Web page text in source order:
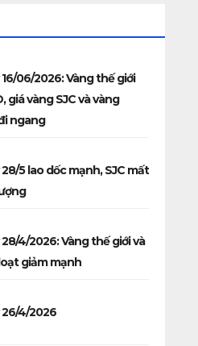
06/2026: Vàng thế giới
giá vàng SJC và vàng
ngang
5 lao dốc mạnh, SJC mất
4/2026: Vàng thế giới và
giảm mạnh
26/4/2026